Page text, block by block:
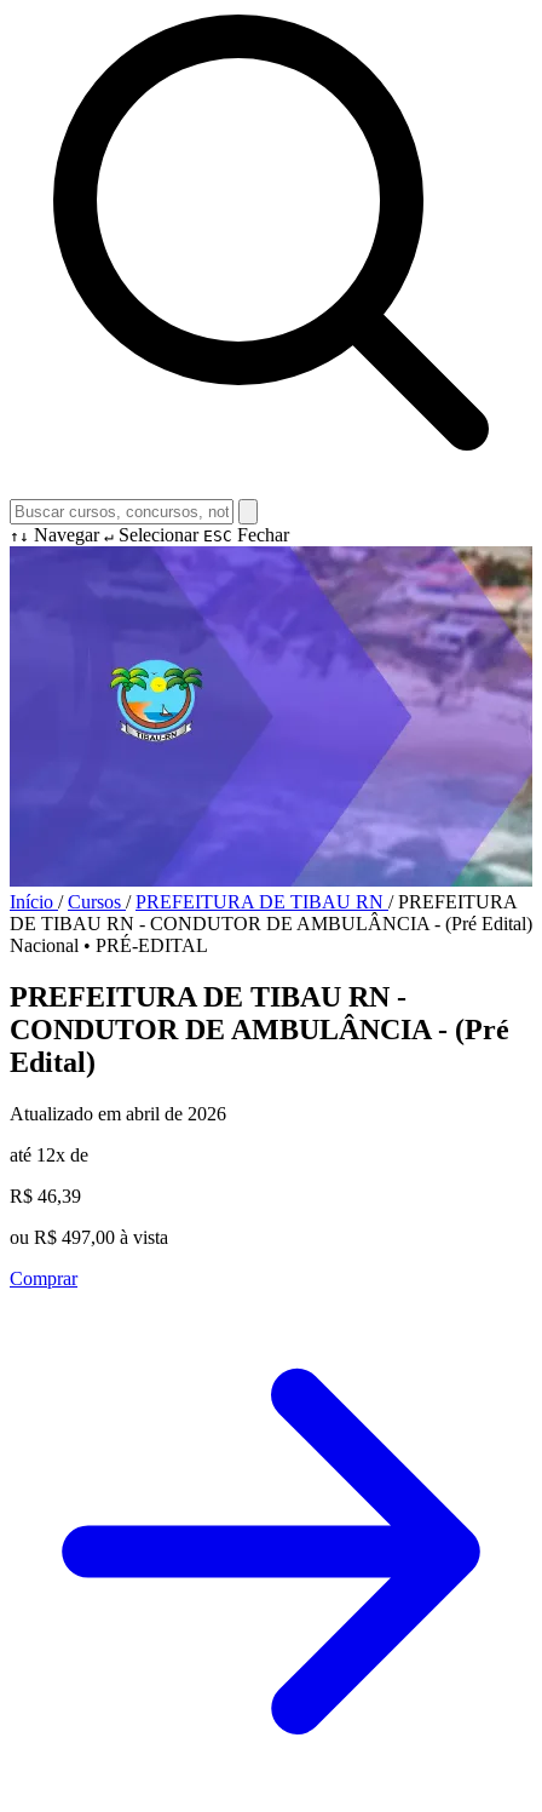
↑↓ Navegar ↵ Selecionar ESC Fechar
Início / Cursos / PREFEITURA DE TIBAU RN / PREFEITURA
DE TIBAU RN - CONDUTOR DE AMBULÂNCIA - (Pré Edital)
Nacional • PRÉ-EDITAL
PREFEITURA DE TIBAU RN -
CONDUTOR DE AMBULÂNCIA - (Pré
Edital)
Atualizado em abril de 2026
até 12x de
R$ 46,39
ou R$ 497,00 à vista
Comprar